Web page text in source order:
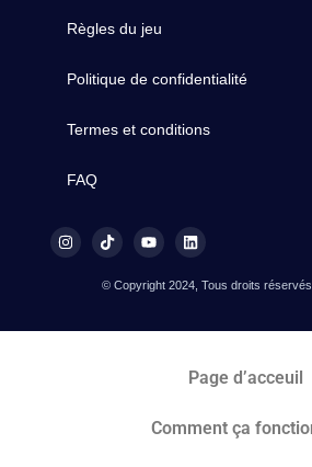
Règles du jeu
Politique de confidentialité
Termes et conditions
FAQ
© Copyright 2024, Tous droits
Page d’acceuil
Comment ça